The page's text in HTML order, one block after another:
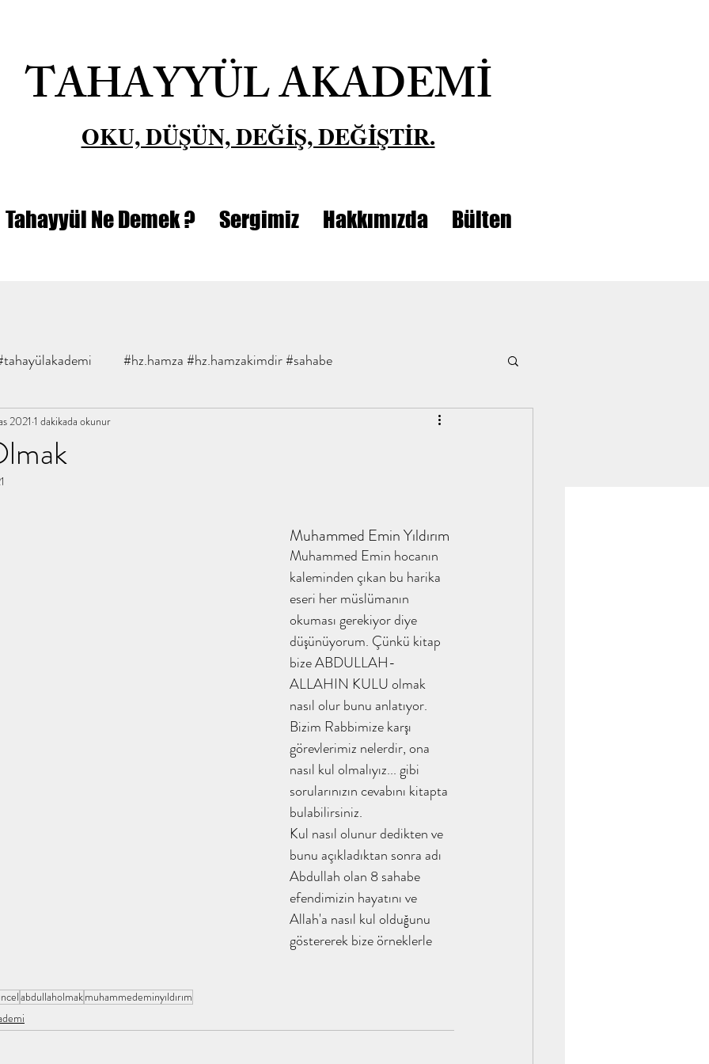
TAHAYYÜL AKADEMİ
OKU, DÜŞÜN, DEĞİŞ, DEĞİŞTİR.
Tahayyül Ne Demek ? Sergimiz Hakkımızda Bülten
#hz.hamza #hz.hamzakimdir #sahabe
#şifabintiabdullah #tahayyülakademi
kitapanaliz, tahay
#islamınkızına #ihsanşenocak #kitap
kokoloji tahayyülakademi
tahayyülakademi kitap analizi
ene / tahayyülakademi
Abdullah Olmak / tahayyülakademi
İrem tahayyülakademi / kitap analiz
2021 1 dakikada okunur
Muhammed Emin Yıldırım
Muhammed Emin hocanın
kaleminden çıkan bu harika
eseri her müslümanın
okuması gerekiyor diye
düşünüyorum. Çünkü kitap
bize ABDULLAH-
ALLAHIN KULU olmak
nasıl olur bunu anlatıyor.
Bizim Rabbimize karşı
görevlerimiz nelerdir, ona
nasıl kul olmalıyız... gibi
sorularınızın cevabını kitapta
bulabilirsiniz.
Kul nasıl olunur dedikten ve
bunu açıkladıktan sonra adı
Abdullah olan 8 sahabe
efendimizin hayatını ve
Allah'a nasıl kul olduğunu
göstererek bize örneklerle
abdullaholmakmuhammedeminyıldırım